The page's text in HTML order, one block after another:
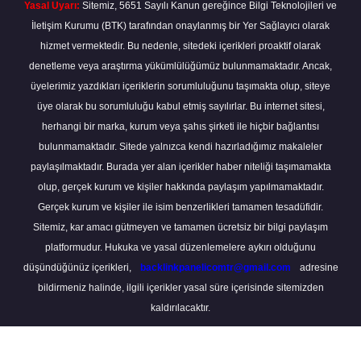
Yasal Uyarı: Sitemiz, 5651 Sayılı Kanun gereğince Bilgi Teknolojileri ve
İletişim Kurumu (BTK) tarafından onaylanmış bir Yer Sağlayıcı olarak
hizmet vermektedir. Bu nedenle, sitedeki içerikleri proaktif olarak
denetleme veya araştırma yükümlülüğümüz bulunmamaktadır. Ancak,
üyelerimiz yazdıkları içeriklerin sorumluluğunu taşımakta olup, siteye
üye olarak bu sorumluluğu kabul etmiş sayılırlar. Bu internet sitesi,
herhangi bir marka, kurum veya şahıs şirketi ile hiçbir bağlantısı
bulunmamaktadır. Sitede yalnızca kendi hazırladığımız makaleler
paylaşılmaktadır. Burada yer alan içerikler haber niteliği taşımamakta
olup, gerçek kurum ve kişiler hakkında paylaşım yapılmamaktadır.
Gerçek kurum ve kişiler ile isim benzerlikleri tamamen tesadüfidir.
Sitemiz, kar amacı gütmeyen ve tamamen ücretsiz bir bilgi paylaşım
platformudur. Hukuka ve yasal düzenlemelere aykırı olduğunu
düşündüğünüz içerikleri,
backlinkpanelicomtr@gmail.com
adresine
bildirmeniz halinde, ilgili içerikler yasal süre içerisinde sitemizden
kaldırılacaktır.